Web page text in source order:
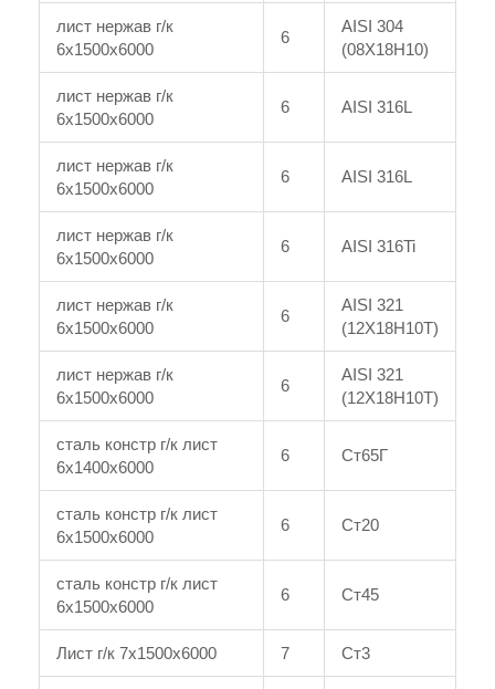
лист нержав г/к
6x1500x6000
6
AISI 304
(08Х18Н10)
лист нержав г/к
6x1500x6000
6 AISI 316L
лист нержав г/к
6x1500x6000
6 AISI 316L
лист нержав г/к
6x1500x6000
6 AISI 316Ti
лист нержав г/к
6x1500x6000
6
AISI 321
(12Х18Н10Т)
лист нержав г/к
6x1500x6000
6
AISI 321
(12Х18Н10Т)
сталь констр г/к лист
6x1400x6000
6 Ст65Г
сталь констр г/к лист
6x1500x6000
6 Ст20
сталь констр г/к лист
6x1500x6000
6 Ст45
Лист г/к 7x1500x6000 7 Ст3